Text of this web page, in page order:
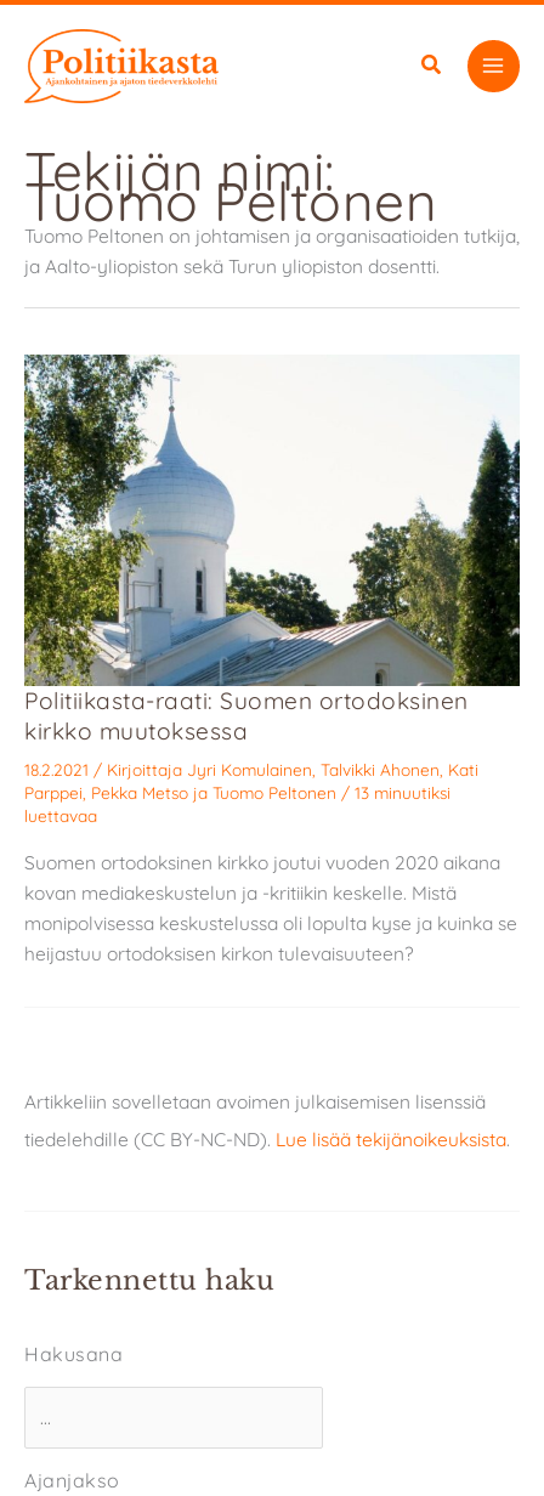
sisältöön
Tekijän nimi:
Tuomo Peltonen
Tuomo Peltonen on johtamisen ja organisaatioiden tutkija,
ja Aalto-yliopiston sekä Turun yliopiston dosentti.
Politiikasta-raati: Suomen ortodoksinen
kirkko muutoksessa
18.2.2021 / Kirjoittaja Jyri Komulainen Talvikki Ahonen Kati
Parppei Pekka Metso ja Tuomo Peltonen / 13 minuutiksi
luettavaa
Suomen ortodoksinen kirkko joutui vuoden 2020 aikana
kovan mediakeskustelun ja -kritiikin keskelle. Mistä
monipolvisessa keskustelussa oli lopulta kyse ja kuinka se
heijastuu ortodoksisen kirkon tulevaisuuteen?
Artikkeliin sovelletaan avoimen julkaisemisen lisenssiä
tiedelehdille (CC BY-NC-ND). Lue lisää tekijänoikeuksista.
Tarkennettu haku
Hakusana
Ajanjakso